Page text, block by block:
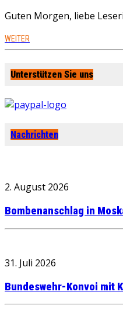
Guten Morgen, liebe
WEITER
Unterstützen Sie uns
Nachrichten
2. August 2026
Bombenanschlag in
31. Juli 2026
Bundeswehr-Konvoi mit